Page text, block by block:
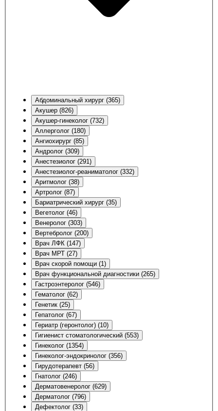
Абдоминальный хирург (365)
Акушер (826)
Акушер-гинеколог (732)
Аллерголог (180)
Ангиохирург (85)
Андролог (309)
Анестезиолог (291)
Анестезиолог-реаниматолог (332)
Аритмолог (38)
Артролог (87)
Бариатрический хирург (35)
Вегетолог (46)
Венеролог (303)
Вертебролог (200)
Врач ЛФК (147)
Врач МРТ (27)
Врач скорой помощи (1)
Врач функциональной диагностики (265)
Гастроэнтеролог (546)
Гематолог (62)
Генетик (25)
Гепатолог (67)
Гериатр (геронтолог) (10)
Гигиенист стоматологический (553)
Гинеколог (1354)
Гинеколог-эндокринолог (356)
Гирудотерапевт (56)
Гнатолог (246)
Дерматовенеролог (629)
Дерматолог (796)
Дефектолог (33)